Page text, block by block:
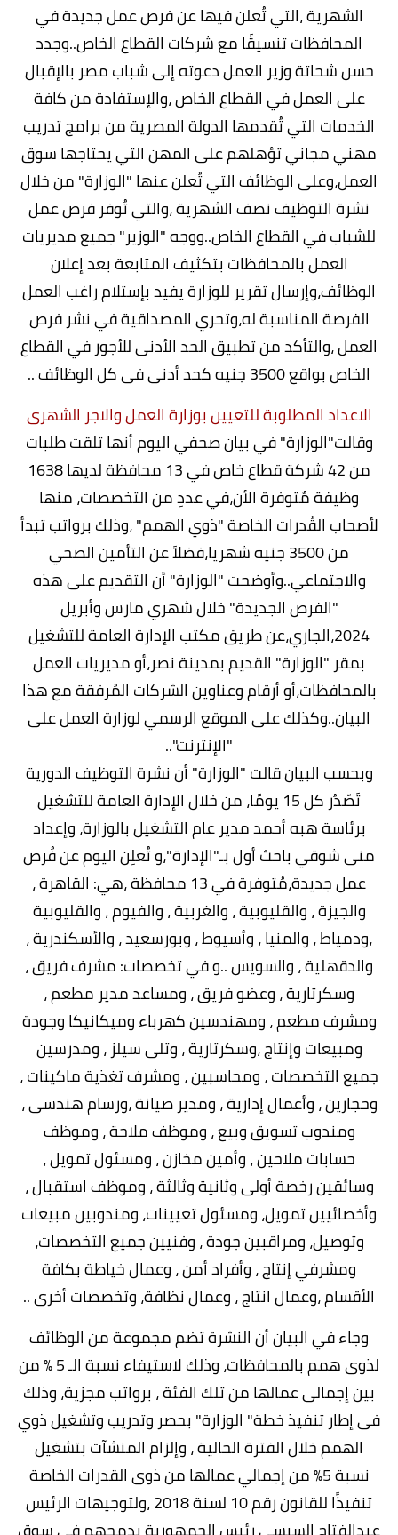
الشهرية ،التي تُعلن فيها عن فرص عمل جديدة في
المحافظات تنسيقًا مع شركات القطاع الخاص..وجدد
حسن شحاتة وزير العمل دعوته إلى شباب مصر بالإقبال
على العمل في القطاع الخاص ،والإستفادة من كافة
الخدمات التي تُقدمها الدولة المصرية من برامج تدريب
مهني مجاني تؤهلهم على المهن التي يحتاجها سوق
العمل،وعلى الوظائف التي تُعلن عنها "الوزارة" من خلال
نشرة التوظيف نصف الشهرية ،والتي تُوفر فرص عمل
للشباب في القطاع الخاص..ووجه "الوزير" جميع مديريات
العمل بالمحافظات بتكثيف المتابعة بعد إعلان
الوظائف،وإرسال تقرير للوزارة يفيد بإستلام راغب العمل
الفرصة المناسبة له،وتحري المصداقية في نشر فرص
العمل ،والتأكد من تطبيق الحد الأدنى للأجور في القطاع
الخاص بواقع 3500 جنيه كحد أدنى فى كل الوظائف ..
الاعداد المطلوبة للتعيين بوزارة العمل والاجر الشهرى
وقالت"الوزارة" في بيان صحفي اليوم أنها تلقت طلبات
من 42 شركة قطاع خاص في 13 محافظة لديها 1638
وظيفة مٌتوفرة الأن،في عددِ من التخصصات، منها
لأصحاب القُدرات الخاصة "ذوي الهمم" ،وذلك برواتب تبدأ
من 3500 جنيه شهريا،فضلاً عن التأمين الصحي
والاجتماعي..وأوضحت "الوزارة" أن التقديم على هذه
"الفرص الجديدة" خلال شهري مارس وأبريل
2024،الجاري،عن طريق مكتب الإدارة العامة للتشغيل
بمقر "الوزارة" القديم بمدينة نصر،أو مديريات العمل
بالمحافظات،أو أرقام وعناوين الشركات المُرفقة مع هذا
البيان..وكذلك على الموقع الرسمي لوزارة العمل على
"الإنترنت"..
وبحسب البيان قالت "الوزارة" أن نشرة التوظيف الدورية
تَصّدُر كل 15 يومًا، من خلال الإدارة العامة للتشغيل
برئاسة هبه أحمد مدير عام التشغيل بالوزارة، وإعداد
منى شوقي باحث أول بـ"الإدارة"،و تُعلِن اليوم عن فُرص
عمل جديدة،مُتوفرة في 13 محافظة ،هي: القاهرة ،
والجيزة ، والقليوبية ، والغربية ، والفيوم ، والقليوبية
،ودمياط ، والمنيا ، وأسيوط ، وبورسعيد ، والأسكندرية ،
والدقهلية ، والسويس ..و في تخصصات: مشرف فريق ،
وسكرتارية ، وعضو فريق ، ومساعد مدير مطعم ،
ومشرف مطعم ، ومهندسين كهرباء وميكانيكا وجودة
ومبيعات وإنتاج ،وسكرتارية ، وتلى سيلز ، ومدرسين
جميع التخصصات ، ومحاسبين ، ومشرف تغذية ماكينات ،
وحجارين ، وأعمال إدارية ، ومدير صيانة ،ورسام هندسى ،
ومندوب تسويق وبيع ، وموظف ملاحة ، وموظف
حسابات ملاحين ، وأمين مخازن ، ومسئول تمويل ،
وسائقين رخصة أولى وثانية وثالثة ، وموظف استقبال ،
وأخصائيين تمويل، ومسئول تعيينات، ومندوبين مبيعات
وتوصيل، ومراقبين جودة ، وفنيين جميع التخصصات،
ومشرفي إنتاج ، وأفراد أمن ، وعمال خياطة بكافة
الأقسام ،وعمال انتاج ، وعمال نظافة، وتخصصات أخرى ..
وجاء في البيان أن النشرة تضم مجموعة من الوظائف
لذوى همم بالمحافظات، وذلك لاستيفاء نسبة الـ 5 % من
بين إجمالى عمالها من تلك الفئة ، برواتب مجزية، وذلك
فى إطار تنفيذ خطة" الوزارة" بحصر وتدريب وتشغيل ذوي
الهمم خلال الفترة الحالية ، وإلزام المنشآت بتشغيل
نسبة 5% من إجمالي عمالها من ذوى القدرات الخاصة
تنفيذًا للقانون رقم 10 لسنة 2018 ،ولتوجيهات الرئيس